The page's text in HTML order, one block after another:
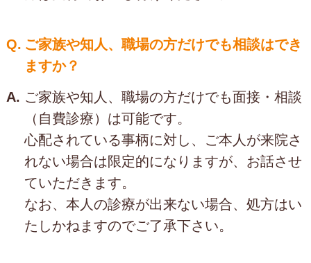
Q. ご家族や知人、職場の方だけでも相談はでき
ますか？
A. ご家族や知人、職場の方だけでも面接・相談
（自費診療）は可能です。
心配されている事柄に対し、ご本人が来院さ
れない場合は限定的になりますが、お話させ
ていただきます。
なお、本人の診療が出来ない場合、処方はい
たしかねますのでご了承下さい。